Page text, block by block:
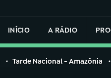
INÍCIO
A RÁDIO
Tarde Nacional - Amazônia